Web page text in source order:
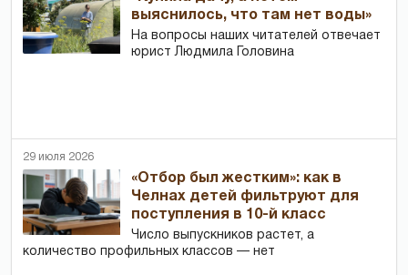
выяснилось, что там нет воды»
На вопросы наших читателей отвечает
юрист Людмила Головина
29 июля 2026
«Отбор был жестким»: как в
Челнах детей фильтруют для
поступления в 10-й класс
Число выпускников растет, а
количество профильных классов — нет